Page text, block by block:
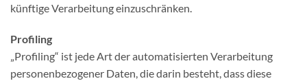
künftige Verarbeitung einzuschränken.
Profiling
„Profiling“ ist jede Art der automatisierten Verarbeitung
personenbezogener Daten, die darin besteht, dass diese